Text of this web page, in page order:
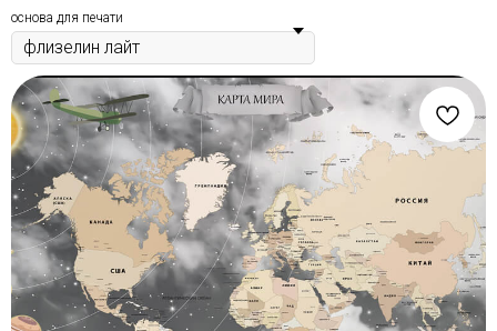
основа для печати